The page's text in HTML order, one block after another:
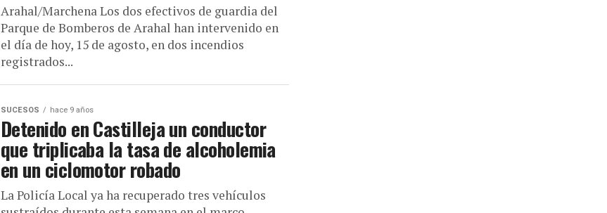
Arahal/Marchena Los dos efectivos de guardia del
Parque de Bomberos de Arahal han intervenido en
el día de hoy, 15 de agosto, en dos incendios
registrados...
SUCESOS hace 9 años
Detenido en Castilleja un conductor
que triplicaba la tasa de alcoholemia
en un ciclomotor robado
La Policía Local ya ha recuperado tres vehículos